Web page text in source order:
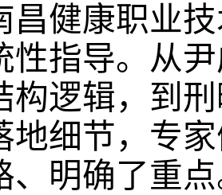
昌健康职业
性指导。从
构逻辑，到
地细节，专
、明确了重